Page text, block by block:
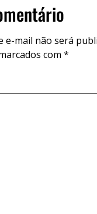
e-mail não será
com *